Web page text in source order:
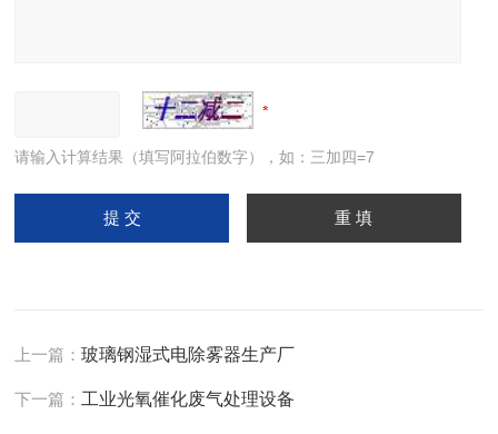
请输入计算结果（填写阿拉伯数字），如：三加四=7
上一篇：玻璃钢湿式电除雾器生产厂
下一篇： 工业光氧催化废气处理设备